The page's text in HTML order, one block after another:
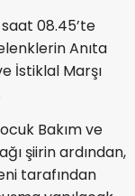
08.45’te
Anıta
İstiklal Marşı
Bakım ve
şiirin ardından,
tarafından